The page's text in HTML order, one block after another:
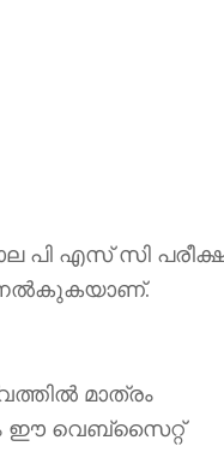
എസ് സി
നൽകുകയാണ്.
മാത്രം
ഈ വെബ്സൈറ്റ്